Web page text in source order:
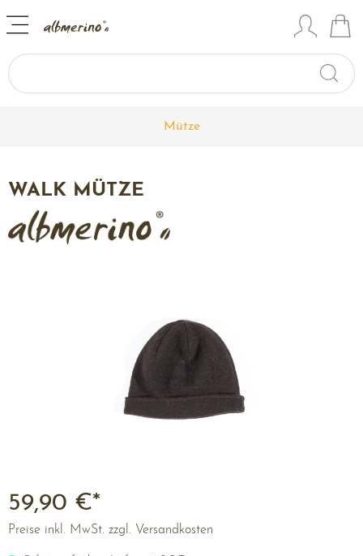
Mütze
WALK MÜTZE
59,90 €*
Preise inkl. MwSt. zzgl. Versandkosten